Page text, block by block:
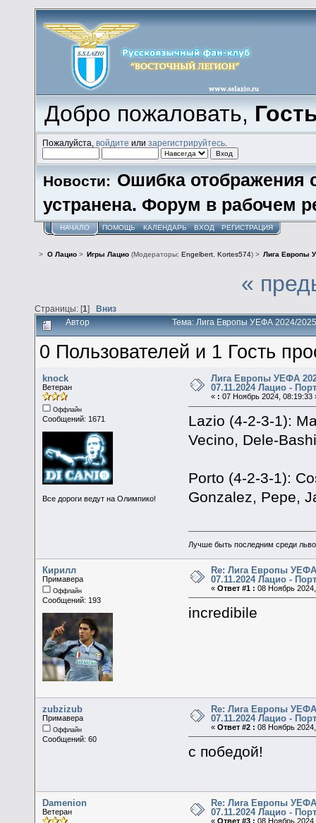
Добро пожаловать,
Пожалуйста,войдите илизарегистрируйтесь
Новости: Ошибка отображения
устранена. Форум в рабочем
НАЧАЛО ПОМОЩЬ КАЛЕНДАРЬ ВХОД РЕГИСТРАЦИЯ
> О Лацио> Игры Лацио(Модераторы: Engelbert, Kortes574) > Лига Европы
«
Страницы: [1] Вниз
Автор Тема: Лига Европы УЕФА 2024/
0 Пользователей и 1 Гость
knock
Ветеран
Оффлайн
Сообщений: 1671
Все дороги ведут на Олимпико!
Лига Европы УЕФА
07.11.2024 Лацио -
« : 07 Ноябрь 2024, 08:19:33
Lazio (4-2-3-1):
Vecino, Dele-
Porto (4-2-3-1):
Gonzalez, Pepe,
Лучше быть последним среди
Кирилл
Примавера
Оффлайн
Сообщений: 193
Re: Лига Европы УЕФА
07.11.2024 Лацио -
«Ответ #1 : 08 Ноябрь
incredibile
zubzizub
Примавера
Оффлайн
Сообщений: 60
Re: Лига Европы УЕФА
07.11.2024 Лацио -
«Ответ #2 : 08 Ноябрь
с победой!
Damenion
Ветеран
Re: Лига Европы УЕФА
07.11.2024 Лацио -
«Ответ #3 : 08 Ноябрь